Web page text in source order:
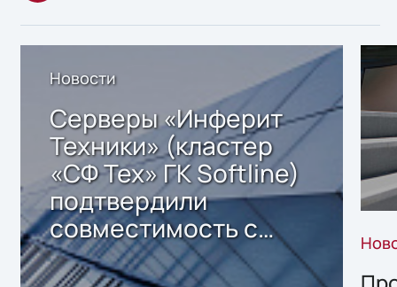
Новости
Серверы «Инферит
Техники» (кластер
«СФ Тех» ГК Softline)
подтвердили
совместимость с
решением Sharx